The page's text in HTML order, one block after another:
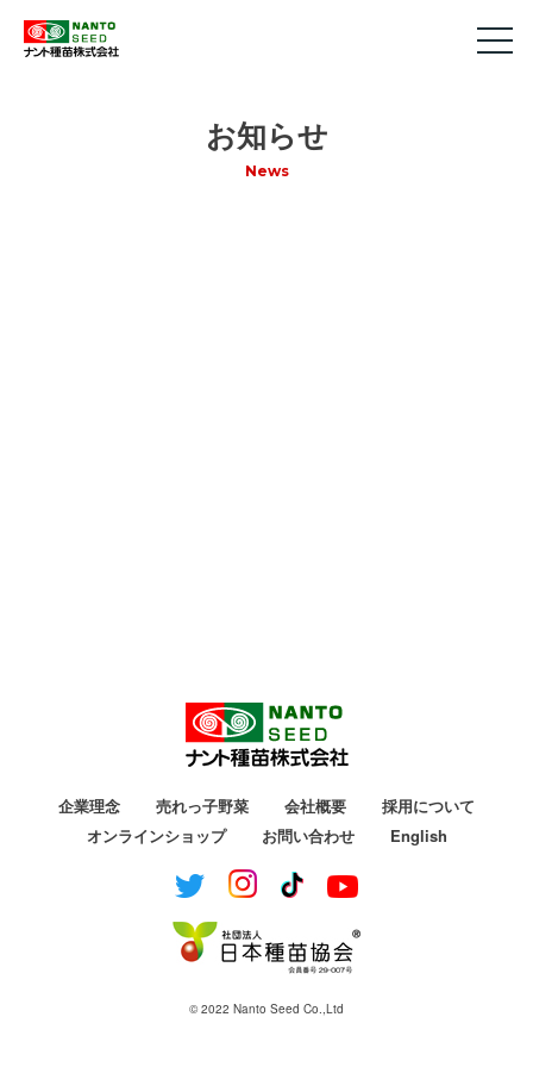
お知らせ
News
企業理念 売れっ子野菜 会社概要
採用について
オンラインショップ
お問い合わせ English
© 2022 Nanto Seed Co.,Ltd